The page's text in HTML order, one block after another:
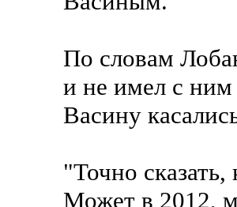
По словам
и не имел с
Васину
"Точно
Может в 2012,